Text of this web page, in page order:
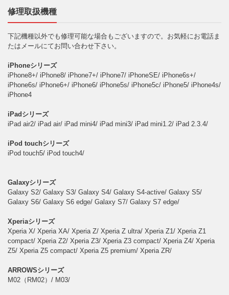
修理取扱機種
下記機種以外でも修理可能な場合もございますので。お気軽にお電話ま
たはメールにてお問い合わせ下さい。
iPhoneシリーズ
iPhone8+/ iPhone8/ iPhone7+/ iPhone7/ iPhoneSE/ iPhone6s+/
iPhone6s/ iPhone6+/ iPhone6/ iPhone5s/ iPhone5c/ iPhone5/ iPhone4s/
iPhone4
iPadシリーズ
iPad air2/ iPad air/ iPad mini4/ iPad mini3/ iPad mini1.2/ iPad 2.3.4/
iPod touchシリーズ
iPod touch5/ iPod touch4/
Galaxyシリーズ
Galaxy S2/ Galaxy S3/ Galaxy S4/ Galaxy S4-active/ Galaxy S5/
Galaxy S6/ Galaxy S6 edge/ Galaxy S7/ Galaxy S7 edge/
Xperiaシリーズ
Xperia X/ Xperia XA/ Xperia Z/ Xperia Z ultra/ Xperia Z1/ Xperia Z1
compact/ Xperia Z2/ Xperia Z3/ Xperia Z3 compact/ Xperia Z4/ Xperia
Z5/ Xperia Z5 compact/ Xperia Z5 premium/ Xperia ZR/
ARROWSシリーズ
M02（RM02）/ M03/